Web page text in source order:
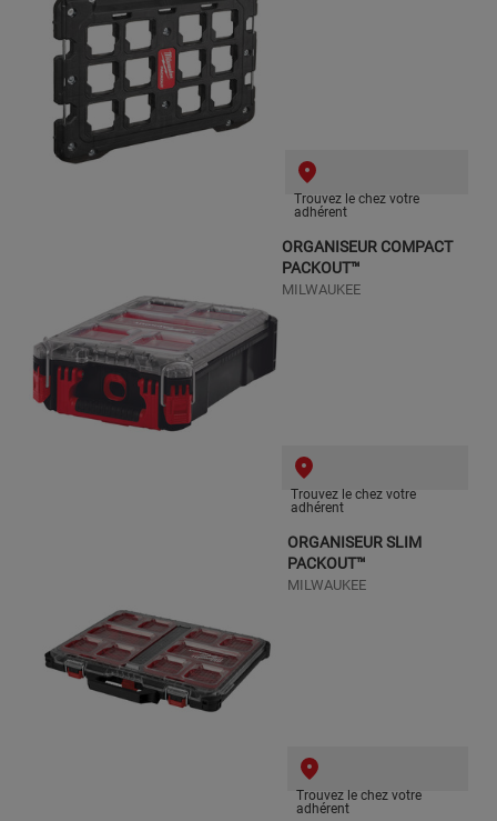
Trouvez le chez votre
adhérent
ORGANISEUR COMPACT
PACKOUT™
MILWAUKEE
Trouvez le chez votre
adhérent
ORGANISEUR SLIM
PACKOUT™
MILWAUKEE
Trouvez le chez votre
adhérent